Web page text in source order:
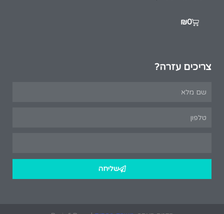
₪0
צריכים עזרה?
שליחה